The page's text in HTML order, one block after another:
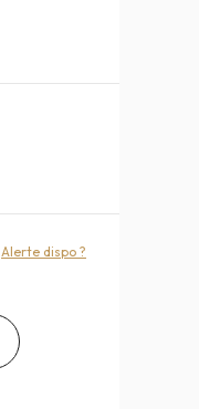
Alerte dispo ?